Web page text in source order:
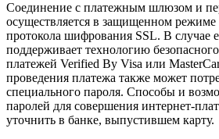
Соединение с платежным шлюзом и
осуществляется в защищенном режиме
протокола шифрования SSL. В случае
поддерживает технологию
платежей Verified By Visa или
проведения платежа также может
специального пароля. Способы и
паролей для совершения интернет-
уточнить в банке, выпустившем карту.